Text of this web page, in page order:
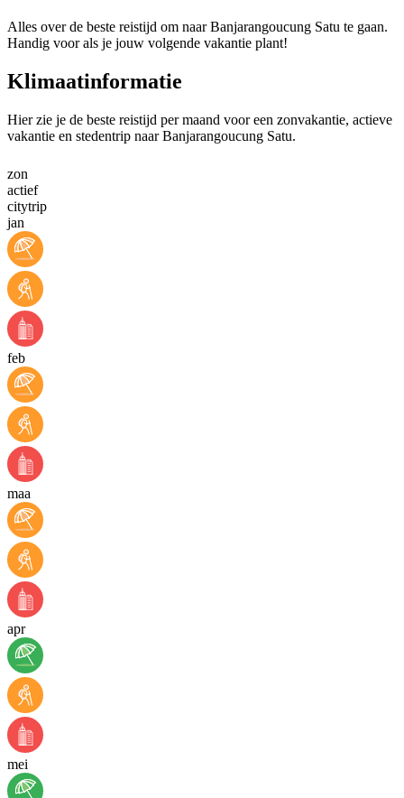
Alles over de beste reistijd om naar Banjarangoucung Satu te gaan.
Handig voor als je jouw volgende vakantie plant!
Klimaatinformatie
Hier zie je de beste reistijd per maand voor een zonvakantie, actieve
vakantie en stedentrip naar Banjarangoucung Satu.
zon
actief
citytrip
jan
feb
maa
apr
mei